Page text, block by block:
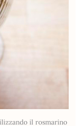
il rosmarino